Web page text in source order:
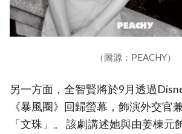
（圖源：PEACHY）
另一方面，全智賢將於9月透過
《暴風圈》回歸螢幕，飾演外交官
「文珠」。 該劇講述她與由姜棟元